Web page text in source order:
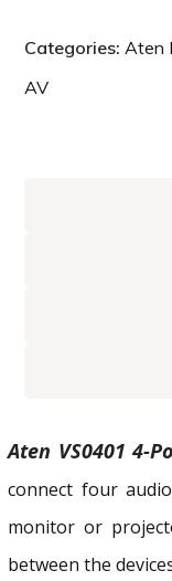
Categories:Aten
AV
Aten VS0401 4-
connect four
monitor or
between the